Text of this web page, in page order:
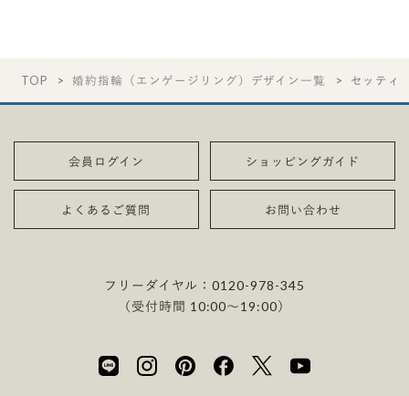
TOP 婚約指輪（エンゲージリング）デザイン一覧 セッティ
会員ログイン ショッピングガイド
よくあるご質問 お問い合わせ
フリーダイヤル：0120-978-345
（受付時間 10:00〜19:00）